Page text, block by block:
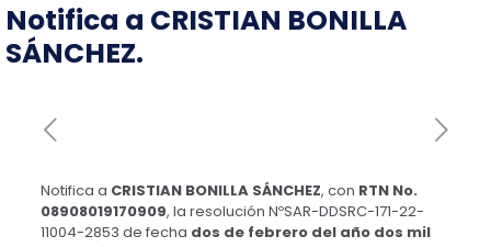
Notifica a CRISTIAN BONILLA
SÁNCHEZ.
Notifica a CRISTIAN BONILLA SÁNCHEZ, con RTN No.
08908019170909, la resolución NºSAR-DDSRC-171-22-
11004-2853 de fecha dos de febrero del año dos mil